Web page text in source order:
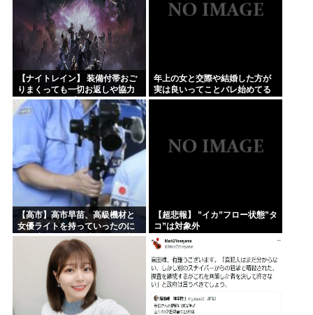
【ナイトレイン】 装備付帯おご
りまくっても一切お返しや協力
する気がないプレイヤーいるけ
ど…
年上の女と交際や結婚した方が
実は良いってことバレ始めてる
よな
【高市】高市早苗、高級機材と
女優ライトを持っていったのに
結局映像でも不気味なトカゲ顔
になってしまう
【超悲報】 ”イカ”フロー状態”タ
コ”は対象外